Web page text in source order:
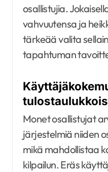
osallistujia.
vahvuutensa ja
tärkeää valita
tapahtuman
Monet osallistujat
järjestelmiä niiden
mikä mahdollistaa
kilpailun. Eräs